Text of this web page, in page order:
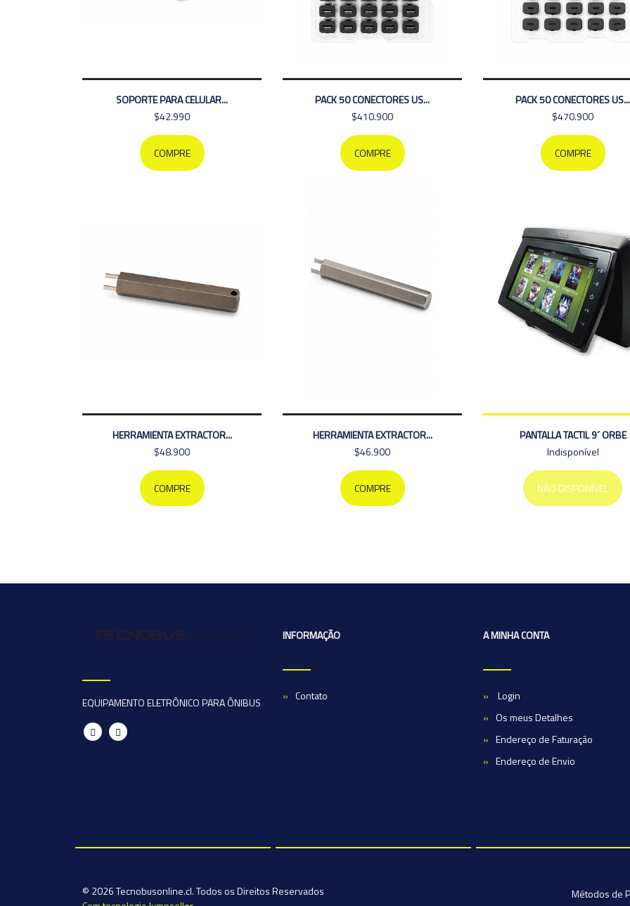
SOPORTE PARA CELULAR...
$42.990
COMPRE
PACK 50 CONECTORES US...
$410.900
COMPRE
PACK 50 CONECTORES US...
$470.900
COMPRE
HERRAMIENTA EXTRACTOR...
$48.900
COMPRE
HERRAMIENTA EXTRACTOR...
$46.900
COMPRE
PANTALLA TACTIL 9´ ORBE
Indisponível
NÃO DISPONÍVEL
EQUIPAMENTO ELETRÔNICO PARA ÔNIBUS
INFORMAÇÃO
Contato
A MINHA CONTA
Login
Os meus Detalhes
Endereço de Faturação
Endereço de Envio
© 2026 Tecnobusonline.cl. Todos os Direitos Reservados
Métodos de